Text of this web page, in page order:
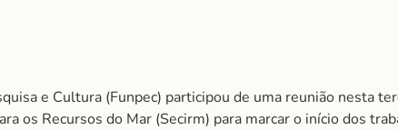
e Cultura (Funpec) participou de uma reunião nesta
os Recursos do Mar (Secirm) para marcar o início dos